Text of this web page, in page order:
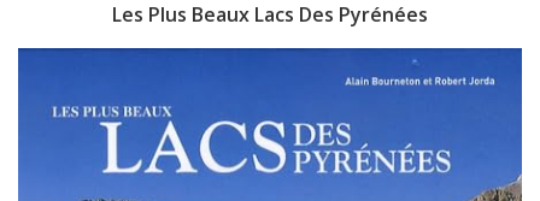
Les Plus Beaux Lacs Des Pyrénées